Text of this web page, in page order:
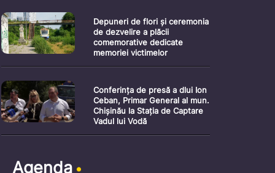
Depuneri de flori și ceremonia
de dezvelire a plăcii
comemorative dedicate
memoriei victimelor
Conferința de presă a dlui Ion
Ceban, Primar General al mun.
Chișinău la Stația de Captare
Vadul lui Vodă
Agenda